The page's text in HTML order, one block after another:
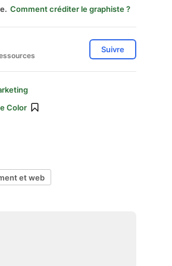
Comment créditer le graphiste ?
Suivre
Color
et web